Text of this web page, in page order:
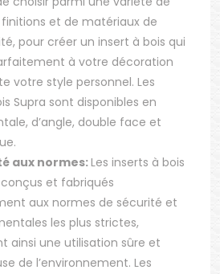
et de matériaux de
pour créer un insert à bois qui
à votre décoration
votre style personnel. Les
Supra sont disponibles en
d’angle, double face et
aux normes:Les inserts à bois
et fabriqués
aux normes de sécurité et
les plus strictes,
ainsi une utilisation sûre et
de l’environnement. Les